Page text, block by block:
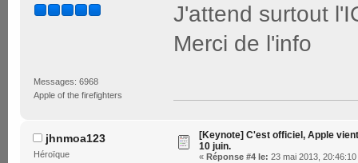
Messages: 6968
Apple of the firefighters
J'attend surtout
Merci de l'info
jhnmoa123
Héroïque
[Keynote] C'est officiel, Apple
10 juin.
« Réponse #4 le: 23 mai 2013, 20:46:10